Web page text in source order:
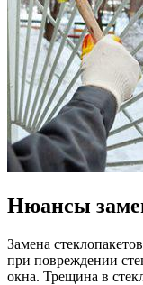
Нюансы
Замена
при повреждении
окна. Трещина в